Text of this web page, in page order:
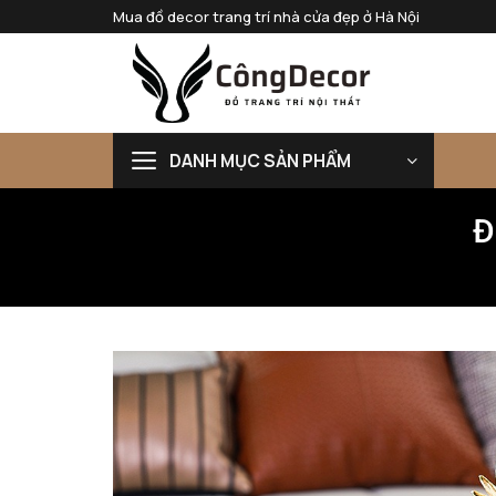
Mua đồ decor trang trí nhà cửa đẹp ở Hà Nội
DANH MỤC SẢN PHẨM